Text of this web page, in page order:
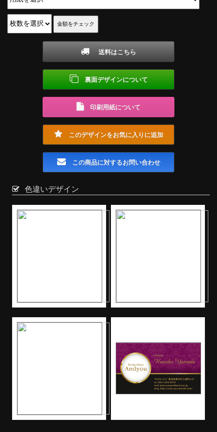
送料はこちら
裏面デザインについて
印刷用紙について
このデザインをお気に入りに追加
この商品に対するお問い合わせ
色違いデザイン